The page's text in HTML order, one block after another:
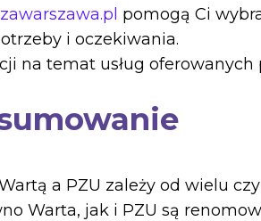
pomogą Ci
i oczekiwania.
na temat usług oferowanych
a PZU zależy od wielu
Warta, jak i PZU są